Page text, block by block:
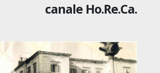
canale Ho.Re.Ca.